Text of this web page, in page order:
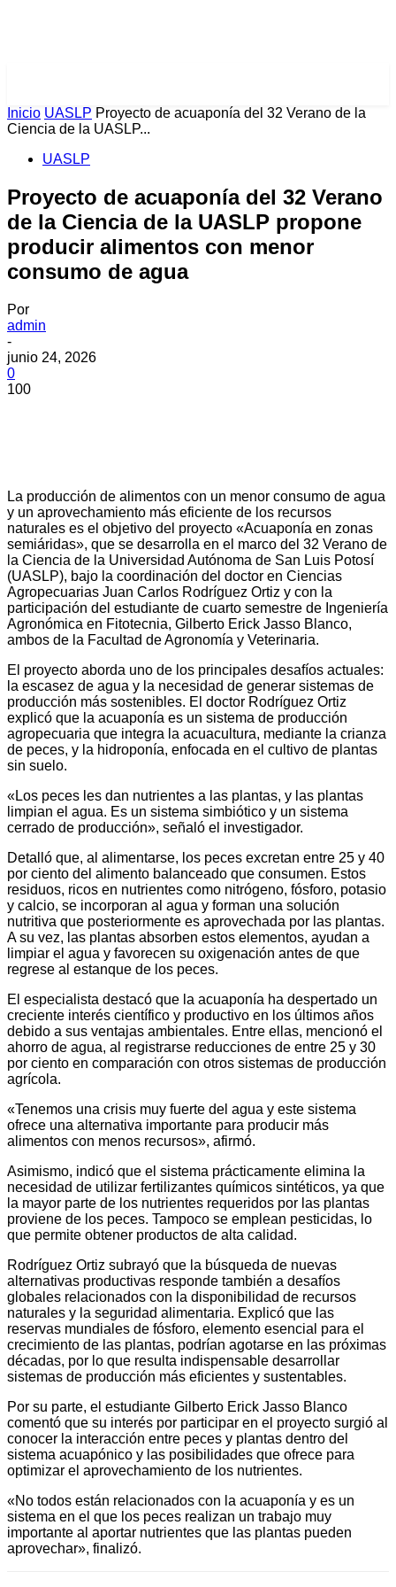
Inicio UASLP Proyecto de acuaponía del 32 Verano de la
Ciencia de la UASLP...
UASLP
Proyecto de acuaponía del 32 Verano
de la Ciencia de la UASLP propone
producir alimentos con menor
consumo de agua
Por
admin
-
junio 24, 2026
0
100
La producción de alimentos con un menor consumo de agua
y un aprovechamiento más eficiente de los recursos
naturales es el objetivo del proyecto «Acuaponía en zonas
semiáridas», que se desarrolla en el marco del 32 Verano de
la Ciencia de la Universidad Autónoma de San Luis Potosí
(UASLP), bajo la coordinación del doctor en Ciencias
Agropecuarias Juan Carlos Rodríguez Ortiz y con la
participación del estudiante de cuarto semestre de Ingeniería
Agronómica en Fitotecnia, Gilberto Erick Jasso Blanco,
ambos de la Facultad de Agronomía y Veterinaria.
El proyecto aborda uno de los principales desafíos actuales:
la escasez de agua y la necesidad de generar sistemas de
producción más sostenibles. El doctor Rodríguez Ortiz
explicó que la acuaponía es un sistema de producción
agropecuaria que integra la acuacultura, mediante la crianza
de peces, y la hidroponía, enfocada en el cultivo de plantas
sin suelo.
«Los peces les dan nutrientes a las plantas, y las plantas
limpian el agua. Es un sistema simbiótico y un sistema
cerrado de producción», señaló el investigador.
Detalló que, al alimentarse, los peces excretan entre 25 y 40
por ciento del alimento balanceado que consumen. Estos
residuos, ricos en nutrientes como nitrógeno, fósforo, potasio
y calcio, se incorporan al agua y forman una solución
nutritiva que posteriormente es aprovechada por las plantas.
A su vez, las plantas absorben estos elementos, ayudan a
limpiar el agua y favorecen su oxigenación antes de que
regrese al estanque de los peces.
El especialista destacó que la acuaponía ha despertado un
creciente interés científico y productivo en los últimos años
debido a sus ventajas ambientales. Entre ellas, mencionó el
ahorro de agua, al registrarse reducciones de entre 25 y 30
por ciento en comparación con otros sistemas de producción
agrícola.
«Tenemos una crisis muy fuerte del agua y este sistema
ofrece una alternativa importante para producir más
alimentos con menos recursos», afirmó.
Asimismo, indicó que el sistema prácticamente elimina la
necesidad de utilizar fertilizantes químicos sintéticos, ya que
la mayor parte de los nutrientes requeridos por las plantas
proviene de los peces. Tampoco se emplean pesticidas, lo
que permite obtener productos de alta calidad.
Rodríguez Ortiz subrayó que la búsqueda de nuevas
alternativas productivas responde también a desafíos
globales relacionados con la disponibilidad de recursos
naturales y la seguridad alimentaria. Explicó que las
reservas mundiales de fósforo, elemento esencial para el
crecimiento de las plantas, podrían agotarse en las próximas
décadas, por lo que resulta indispensable desarrollar
sistemas de producción más eficientes y sustentables.
Por su parte, el estudiante Gilberto Erick Jasso Blanco
comentó que su interés por participar en el proyecto surgió al
conocer la interacción entre peces y plantas dentro del
sistema acuapónico y las posibilidades que ofrece para
optimizar el aprovechamiento de los nutrientes.
«No todos están relacionados con la acuaponía y es un
sistema en el que los peces realizan un trabajo muy
importante al aportar nutrientes que las plantas pueden
aprovechar», finalizó.